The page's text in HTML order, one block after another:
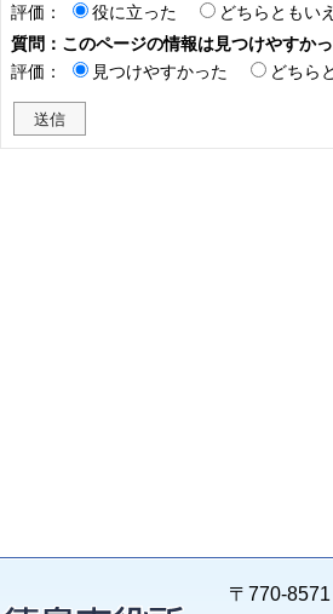
評価：
役に立った どちらともい
質問：このページの情報は見つけやすか
評価：
見つけやすかった どちら
〒770-